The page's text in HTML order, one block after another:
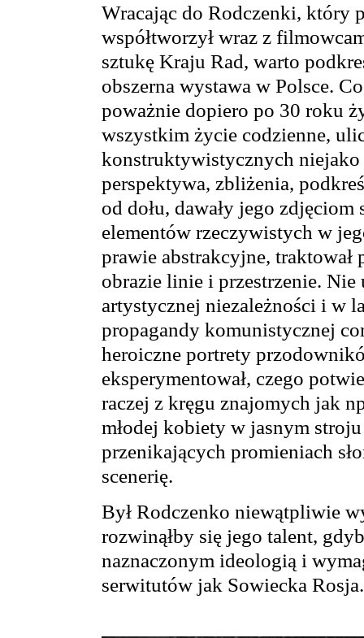
Wracając do Rodczenki, który
współtworzył wraz z
sztukę Kraju Rad, warto
obszerna wystawa w Polsce.
poważnie dopiero po 30 roku
wszystkim życie codzienne,
konstruktywistycznych niejako
perspektywa, zbliżenia,
od dołu, dawały jego
elementów rzeczywistych w
prawie abstrakcyjne, traktował
obrazie linie i przestrzenie. Nie
artystycznej niezależności i w
propagandy komunistycznej
heroiczne portrety
eksperymentował, czego
raczej z kręgu znajomych jak
młodej kobiety w jasnym
przenikających promieniach
scenerię.
Był Rodczenko niewątpliwie
rozwinąłby się jego talent,
naznaczonym ideologią i
serwitutów jak Sowiecka Rosja.